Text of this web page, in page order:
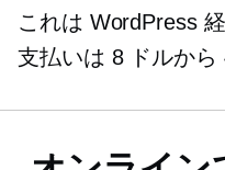
これは WordPress
支払いは 8 ドルから